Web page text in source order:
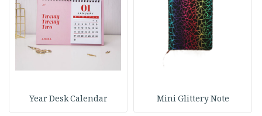
Mini Glittery Note
Year Desk Calendar